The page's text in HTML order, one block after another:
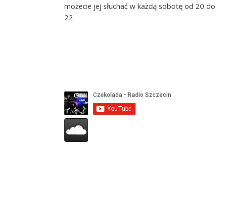
możecie jej słuchać w każdą sobotę od 20 do
22.